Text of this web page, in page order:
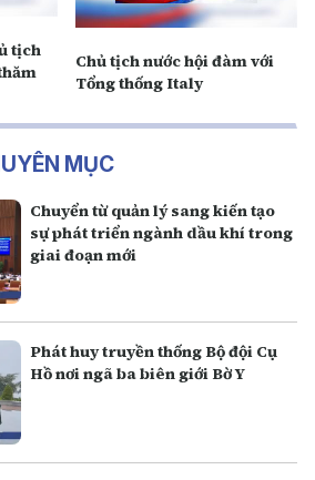
tịch
Chủ tịch nước hội đàm với
Tổng thống Italy
MỤC
Chuyển từ quản lý sang kiến tạo
sự phát triển ngành dầu khí trong
giai đoạn mới
Phát huy truyền thống Bộ đội Cụ
Hồ nơi ngã ba biên giới Bờ Y